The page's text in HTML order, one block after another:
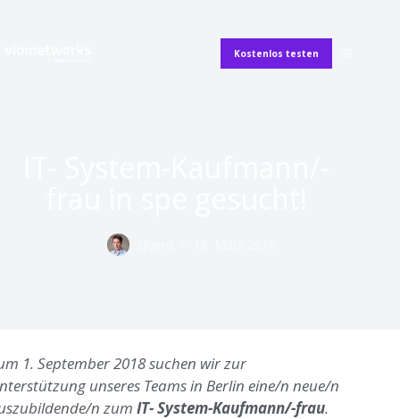
Kostenlos testen
1. September 2018 suchen wir zur
unseres Teams in Berlin eine/n neue/n
n zum IT- System-Kaufmann/-frau.